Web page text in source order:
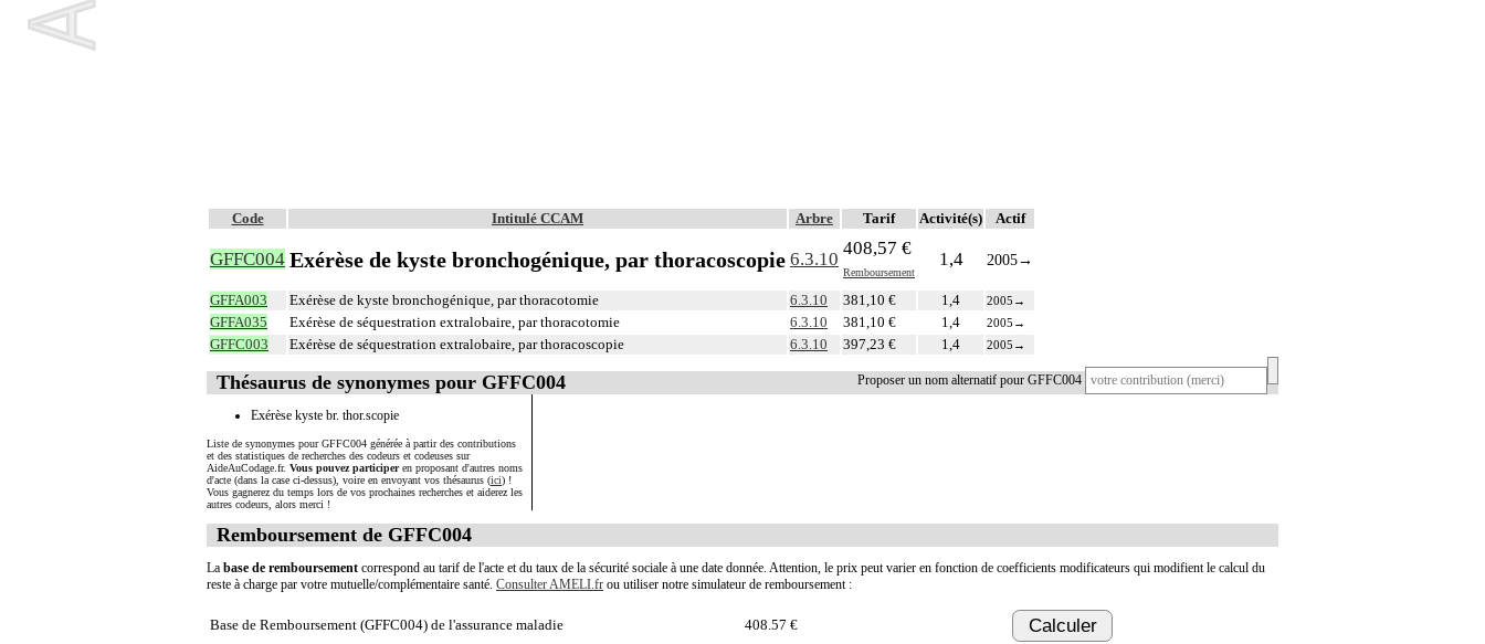
Code Intitulé CCAM Arbre Tarif Activité(s) Actif
GFFC004 Exérèse de kyste bronchogénique, par thoracoscopie 6.3.10
408,57 €
Remboursement
1,4 2005→
GFFA003 Exérèse de kyste bronchogénique, par thoracotomie 6.3.10 381,10 € 1,4 2005 →
GFFA035 Exérèse de séquestration extralobaire, par thoracotomie 6.3.10 381,10 € 1,4 2005 →
GFFC003 Exérèse de séquestration extralobaire, par thoracoscopie 6.3.10 397,23 € 1,4 2005 →
Proposer un nom alternatif pour GFFC004
Thésaurus de synonymes pour GFFC004
Exérèse kyste br. thor.scopie
Liste de synonymes pour GFFC004 générée à partir des contributions
et des statistiques de recherches des codeurs et codeuses sur
AideAuCodage.fr. Vous pouvez participeren proposant d'autres noms
d'acte (dans la case ci-dessus), voire en envoyant vos thésaurus (ici) !
Vous gagnerez du temps lors de vos prochaines recherches et aiderez les
autres codeurs, alors merci !
Remboursement de GFFC004
La base de remboursement correspond au tarif de l'acte et du taux de la sécurité sociale à une date donnée. Attention, le prix peut varier en fonction de coefficients modificateurs qui modifient le calcul du
reste à charge par votre mutuelle/complémentaire santé. Consulter AMELI.fr ou utiliser notre simulateur de remboursement :
Base de Remboursement (GFFC004) de l'assurance maladie 408.57 € Calculer